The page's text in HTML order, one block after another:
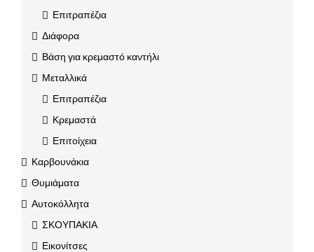
Επιτραπέζια
Διάφορα
Βάση για κρεμαστό καντήλι
Μεταλλικά
Επιτραπέζια
Κρεμαστά
Επιτοίχεια
Καρβουνάκια
Θυμιάματα
Αυτοκόλλητα
ΣΚΟΥΠΑΚΙΑ
Εικονίτσες